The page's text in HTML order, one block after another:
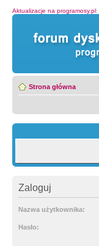
Aktualizacje na programosy.pl:
Strona główna
Zaloguj
Nazwa użytkownika:
Hasło: